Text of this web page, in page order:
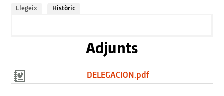
Llegeix Històric
Adjunts
DELEGACION.pdf